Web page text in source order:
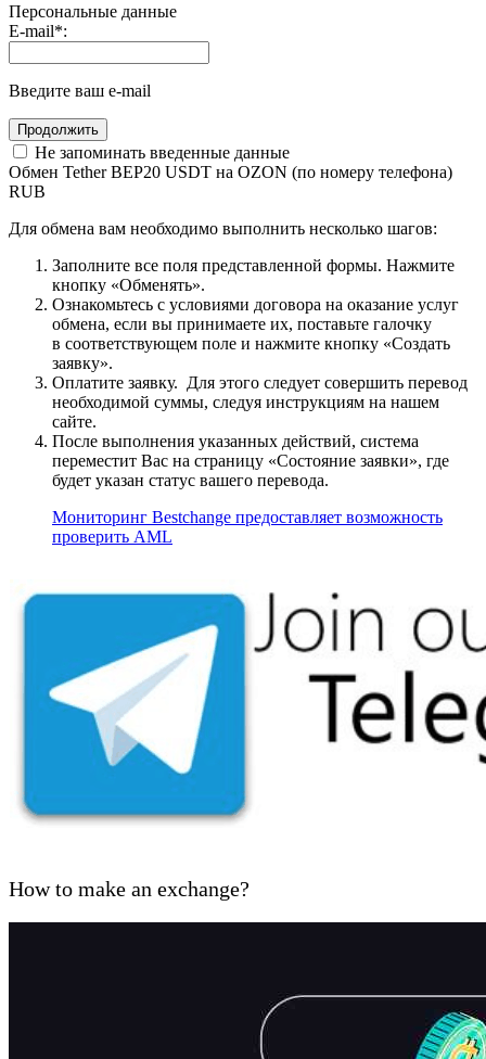
Персональные данные
E-mail*:
Введите ваш e-mail
Не запоминать введенные данные
Обмен Tether BEP20 USDT на OZON (по номеру телефона)
RUB
Для обмена вам необходимо выполнить несколько шагов:
Заполните все поля представленной формы. Нажмите
кнопку «Обменять».
Ознакомьтесь с условиями договора на оказание услуг
обмена, если вы принимаете их, поставьте галочку
в соответствующем поле и нажмите кнопку «Создать
заявку».
Оплатите заявку. Для этого следует совершить перевод
необходимой суммы, следуя инструкциям на нашем
сайте.
После выполнения указанных действий, система
переместит Вас на страницу «Состояние заявки», где
будет указан статус вашего перевода.
Мониторинг Bestchange предоставляет возможность
проверить AML
How to make an exchange?